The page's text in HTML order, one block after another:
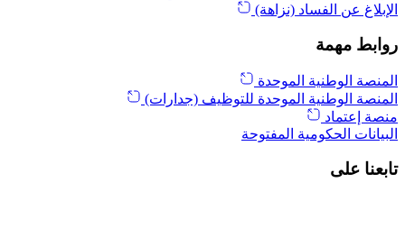
الإبلاغ عن الفساد (نزاهة)
روابط مهمة
المنصة الوطنية الموحدة
المنصة الوطنية الموحدة للتوظيف (جدارات)
منصة إعتماد
البيانات الحكومية المفتوحة
تابعنا على